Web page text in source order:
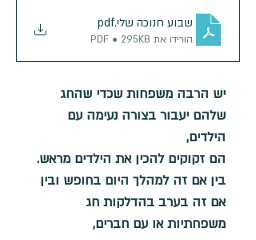
שבוע חנוכה שלי.pdf
הורידו את PDF • 295KB
יש הרבה משפחות שכדי שהחג
שלהם יעבור בצורה נעימה עם
הילדים,
הם זקוקים להכין את הילדים מראש.
בין אם זה למהלך היום בחופש ובין
אם זה בערב בהדלקות חג
משפחתיות או עם חברים,